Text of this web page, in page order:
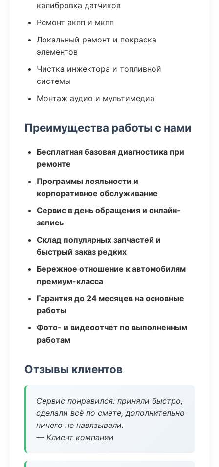
калибровка датчиков
Ремонт акпп и мкпп
Локальный ремонт и покраска
элементов
Чистка инжектора и топливной
системы
Монтаж аудио и мультимедиа
Преимущества работы с нами
Бесплатная базовая диагностика при
ремонте
Программы лояльности и
корпоративное обслуживание
Сервис в день обращения и онлайн-
запись
Склад популярных запчастей и
быстрый заказ редких
Бережное отношение к автомобилям
премиум-класса
Гарантия до 24 месяцев на основные
работы
Фото- и видеоотчёт по выполненным
работам
Отзывы клиентов
Сервис понравился: приняли быстро,
сделали всё по смете, дополнительно
ничего не навязывали.
— Клиент компании